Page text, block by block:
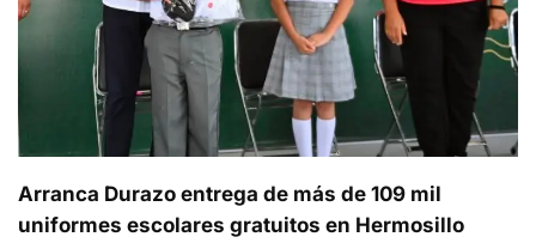
Arranca Durazo entrega de más de 109 mil
uniformes escolares gratuitos en Hermosillo